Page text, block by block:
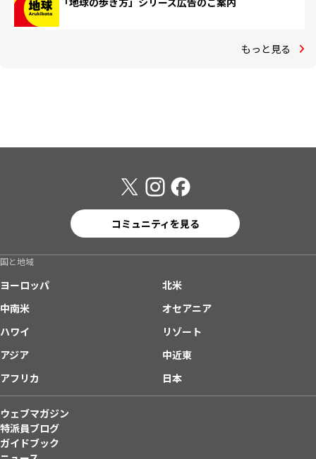
もっと見る
コミュニティを見る
国と地域
ヨーロッパ
北米
中南米
オセアニア
ハワイ
リゾート
アジア
中近東
アフリカ
日本
ウェブマガジン
特派員ブログ
ガイドブック